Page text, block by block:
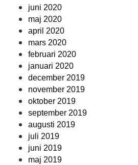
juni 2020
maj 2020
april 2020
mars 2020
februari 2020
januari 2020
december 2019
november 2019
oktober 2019
september 2019
augusti 2019
juli 2019
juni 2019
maj 2019